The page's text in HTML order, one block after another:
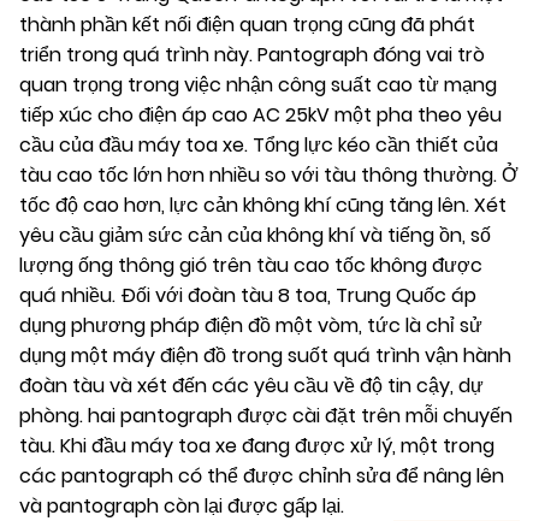
thành phần kết nối điện quan trọng cũng đã phát
triển trong quá trình này. Pantograph đóng vai trò
quan trọng trong việc nhận công suất cao từ mạng
tiếp xúc cho điện áp cao AC 25kV một pha theo yêu
cầu của đầu máy toa xe. Tổng lực kéo cần thiết của
tàu cao tốc lớn hơn nhiều so với tàu thông thường. Ở
tốc độ cao hơn, lực cản không khí cũng tăng lên. Xét
yêu cầu giảm sức cản của không khí và tiếng ồn, số
lượng ống thông gió trên tàu cao tốc không được
quá nhiều. Đối với đoàn tàu 8 toa, Trung Quốc áp
dụng phương pháp điện đồ một vòm, tức là chỉ sử
dụng một máy điện đồ trong suốt quá trình vận hành
đoàn tàu và xét đến các yêu cầu về độ tin cậy, dự
phòng. hai pantograph được cài đặt trên mỗi chuyến
tàu. Khi đầu máy toa xe đang được xử lý, một trong
các pantograph có thể được chỉnh sửa để nâng lên
và pantograph còn lại được gấp lại.